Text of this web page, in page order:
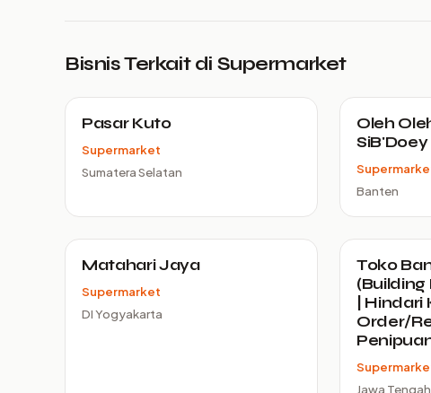
Bisnis Terkait di Supermarket
Pasar Kuto
Supermarket
Sumatera Selatan
Oleh
SiB'Doey
Banten
Matahari Jaya
Supermarket
DI Yogyakarta
Toko
| Hindari
Order/
Jawa Tengah